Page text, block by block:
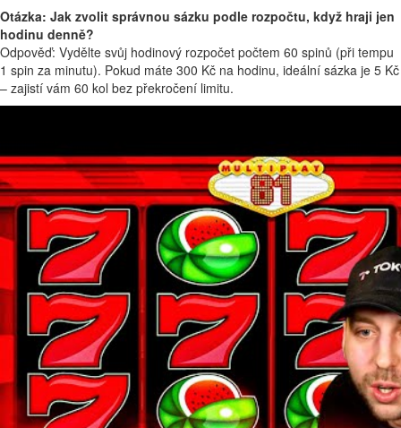
Otázka: Jak zvolit správnou sázku podle rozpočtu, když hraji jen
hodinu denně?
Odpověď: Vydělte svůj hodinový rozpočet počtem 60 spinů (při tempu
1 spin za minutu). Pokud máte 300 Kč na hodinu, ideální sázka je 5 Kč
– zajistí vám 60 kol bez překročení limitu.